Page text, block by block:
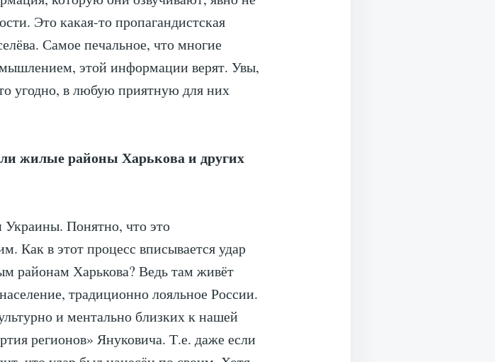
Это какая-то пропагандистская
Самое печальное, что многие
этой информации верят. Увы,
угодно, в любую приятную для них
жилые районы Харькова и других
Украины. Понятно, что это
Как в этот процесс вписывается удар
районам Харькова? Ведь там живёт
традиционно лояльное России.
и ментально близких к нашей
регионов» Януковича. Т.е. даже если